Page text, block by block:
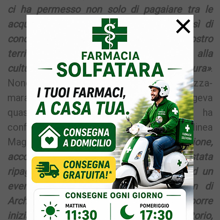
ci ha permesso non solo di pagaiare tra le
acque di uno splendido mare, ma altresì di
conoscere miti, storia e morfologia del nostro
territorio: un’iniziativa che fa da volano alla
cultura e avvicina allo sport e alla natura».
Nonostante la “concorrenza” della mezza-
maratona dei Campi Flegrei che si svolgeva
quasi in contemporanea, il raduno ha
confermato un buon trend, come sottolinea
Maggitelli:«La nostra determinazione,
accompagnata da una forte passione, è stata
ripagata dalla massiva partecipazione ad un
evento che è in linea con la mission di
ArcheoSup Campi Flegrei, ovvero proporre
iniziative tese alla valorizzazione del territorio,
×